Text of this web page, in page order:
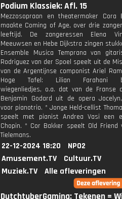
Podium Klassiek: Afl. 15
Mezzosopraan en theatermaker Cora
maakte Coming of Age, over drie
leeftijd. De zangeressen Elena
Meeuwsen en Hebe Dijkstra zingen
Ensemble Musica Temprana van
Rodriguez van der Spoel speelt uit de
van de Argentijnse componist Ariel
Hoge Tafel: Lilian Farahani
wiegenliedjes, o.a. dat van de Franse
Benjamin Godard uit de opera
voor pianotrio. * Jonge Held-cellist
speelt met pianist Andrea Vasi een
Chopin. * Cor Bakker speelt Old Friend
Tielemans.
22-12-2024 18:20
NPO2
Amusement.TV
Cultuur.TV
Muziek.TV
Alle afleveringen
DutchtuberGaming: Tekenen =